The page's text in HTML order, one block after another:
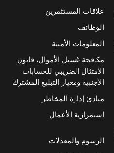
علاقات المستثمرين
الوظائف
المعلومات الأمنية
مكافحة غسيل الأموال، قانون
الامتثال الضريبي للحسابات
الأجنبية ومعيار التبليغ المشترك
مبادئ إدارة المخاطر
استمرارية الأعمال
الرسوم والمعدلات